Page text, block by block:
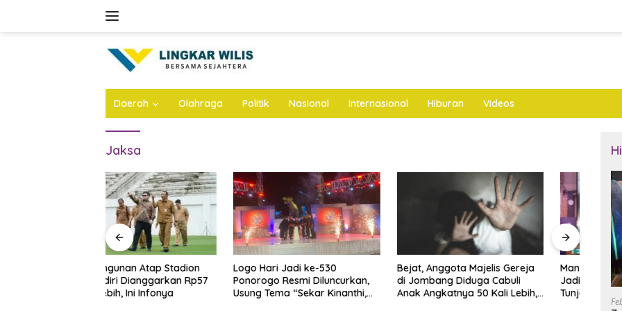
Daerah Olahraga Politik Nasional Internasional Hiburan Videos
Jaksa
Logo Hari Jadi ke-530
Ponorogo Resmi Diluncurkan,
Usung Tema “Sekar Kinanthi,
Bejat, Anggota Majelis Gereja
di Jombang Diduga Cabuli
Anak Angkatnya 50 Kali Lebih,
Mantan Ketua DPRD Ponorogo
Jadi Tersangka Korupsi
Tunjangan Perumahan Dewan